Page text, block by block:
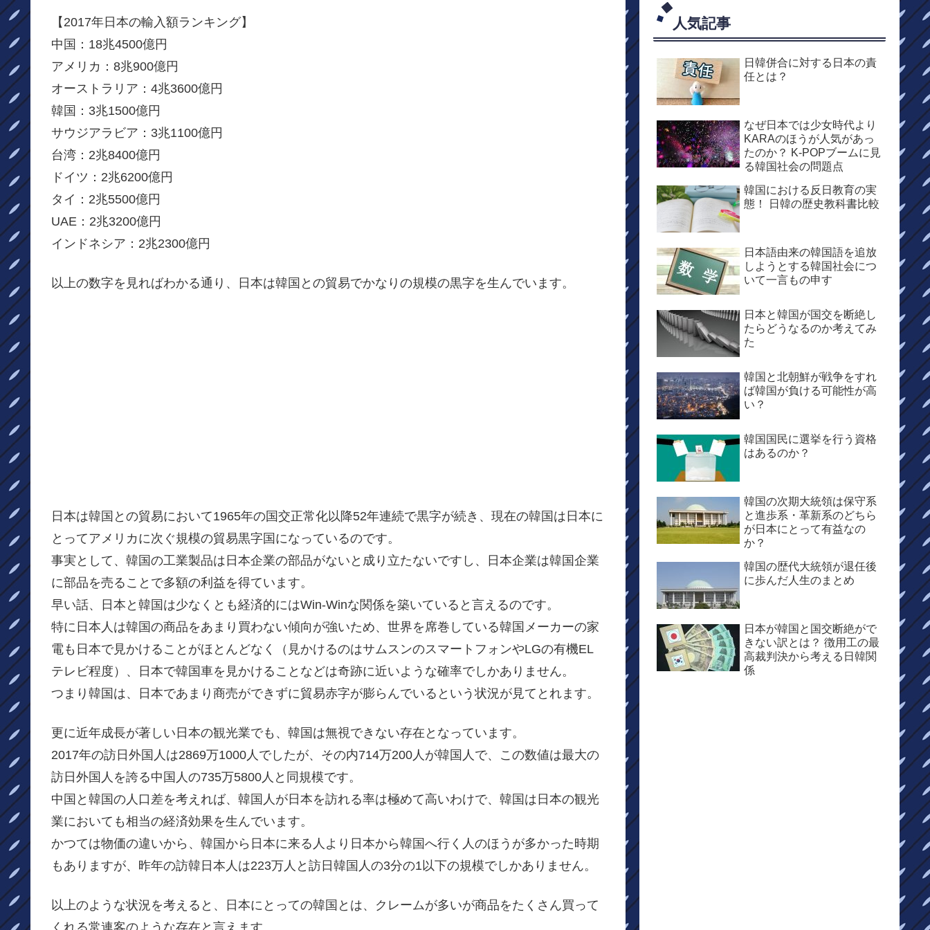
【2017年日本の輸入額ランキング】
中国：18兆4500億円
アメリカ：8兆900億円
オーストラリア：4兆3600億円
韓国：3兆1500億円
サウジアラビア：3兆1100億円
台湾：2兆8400億円
ドイツ：2兆6200億円
タイ：2兆5500億円
UAE：2兆3200億円
インドネシア：2兆2300億円
以上の数字を見ればわかる通り、日本は韓国との貿易でかなりの規模の黒字を生んでいます。
日本は韓国との貿易において1965年の国交正常化以降52年連続で黒字が続き、現在の韓国は日本に
とってアメリカに次ぐ規模の貿易黒字国になっているのです。
事実として、韓国の工業製品は日本企業の部品がないと成り立たないですし、日本企業は韓国企業
に部品を売ることで多額の利益を得ています。
早い話、日本と韓国は少なくとも経済的にはWin-Winな関係を築いていると言えるのです。
特に日本人は韓国の商品をあまり買わない傾向が強いため、世界を席巻している韓国メーカーの家
電も日本で見かけることがほとんどなく（見かけるのはサムスンのスマートフォンやLGの有機EL
テレビ程度）、日本で韓国車を見かけることなどは奇跡に近いような確率でしかありません。
つまり韓国は、日本であまり商売ができずに貿易赤字が膨らんでいるという状況が見てとれます。
更に近年成長が著しい日本の観光業でも、韓国は無視できない存在となっています。
2017年の訪日外国人は2869万1000人でしたが、その内714万200人が韓国人で、この数値は最大の
訪日外国人を誇る中国人の735万5800人と同規模です。
中国と韓国の人口差を考えれば、韓国人が日本を訪れる率は極めて高いわけで、韓国は日本の観光
業においても相当の経済効果を生んでいます。
かつては物価の違いから、韓国から日本に来る人より日本から韓国へ行く人のほうが多かった時期
もありますが、昨年の訪韓日本人は223万人と訪日韓国人の3分の1以下の規模でしかありません。
以上のような状況を考えると、日本にとっての韓国とは、クレームが多いが商品をたくさん買って
人気記事
日韓併合に対する日本の責
任とは？
なぜ日本では少女時代より
KARAのほうが人気があっ
たのか？ K-POPブームに見
る韓国社会の問題点
韓国における反日教育の実
態！ 日韓の歴史教科書比較
日本語由来の韓国語を追放
しようとする韓国社会につ
いて一言もの申す
日本と韓国が国交を断絶し
たらどうなるのか考えてみ
た
韓国と北朝鮮が戦争をすれ
ば韓国が負ける可能性が高
い？
韓国国民に選挙を行う資格
はあるのか？
韓国の次期大統領は保守系
と進歩系・革新系のどちら
が日本にとって有益なの
か？
韓国の歴代大統領が退任後
に歩んだ人生のまとめ
日本が韓国と国交断絶がで
きない訳とは？ 徴用工の最
高裁判決から考える日韓関
係